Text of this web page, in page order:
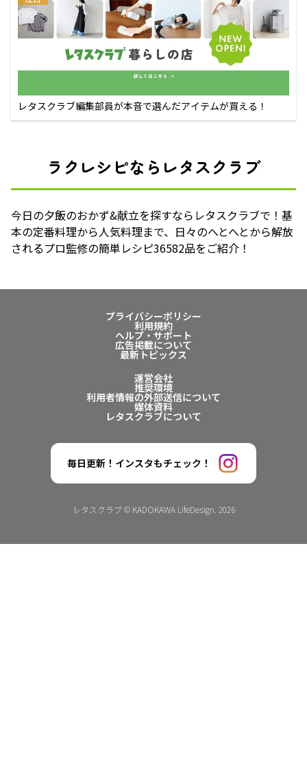
レタスクラブ編集部員が本音で選んだアイテムが買える！
ラクレシピならレタスクラブ
今日の夕飯のおかず&献立を探すならレタスクラブで！基
本の定番料理から人気料理まで、日々のへとへとから解放
されるプロ監修の簡単レシピ36582品をご紹介！
プライバシーポリシー
利用規約
ヘルプ・サポート
広告掲載について
最新トピックス
運営会社
推奨環境
利用者情報の外部送信について
媒体資料
レタスクラブについて
毎日更新！インスタもチェック！
レタスクラブ © KADOKAWA LifeDesign. 2026